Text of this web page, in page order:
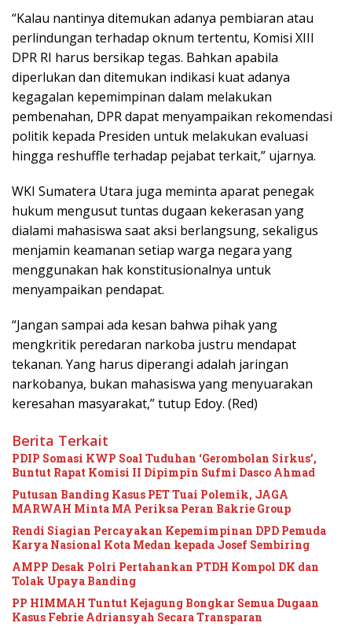
“Kalau nantinya ditemukan adanya pembiaran atau
perlindungan terhadap oknum tertentu, Komisi XIII
DPR RI harus bersikap tegas. Bahkan apabila
diperlukan dan ditemukan indikasi kuat adanya
kegagalan kepemimpinan dalam melakukan
pembenahan, DPR dapat menyampaikan rekomendasi
politik kepada Presiden untuk melakukan evaluasi
hingga reshuffle terhadap pejabat terkait,” ujarnya.
WKI Sumatera Utara juga meminta aparat penegak
hukum mengusut tuntas dugaan kekerasan yang
dialami mahasiswa saat aksi berlangsung, sekaligus
menjamin keamanan setiap warga negara yang
menggunakan hak konstitusionalnya untuk
menyampaikan pendapat.
“Jangan sampai ada kesan bahwa pihak yang
mengkritik peredaran narkoba justru mendapat
tekanan. Yang harus diperangi adalah jaringan
narkobanya, bukan mahasiswa yang menyuarakan
keresahan masyarakat,” tutup Edoy. (Red)
Berita Terkait
PDIP Somasi KWP Soal Tuduhan ‘Gerombolan Sirkus’,
Buntut Rapat Komisi II Dipimpin Sufmi Dasco Ahmad
Putusan Banding Kasus PET Tuai Polemik, JAGA
MARWAH Minta MA Periksa Peran Bakrie Group
Rendi Siagian Percayakan Kepemimpinan DPD Pemuda
Karya Nasional Kota Medan kepada Josef Sembiring
AMPP Desak Polri Pertahankan PTDH Kompol DK dan
Tolak Upaya Banding
PP HIMMAH Tuntut Kejagung Bongkar Semua Dugaan
Kasus Febrie Adriansyah Secara Transparan